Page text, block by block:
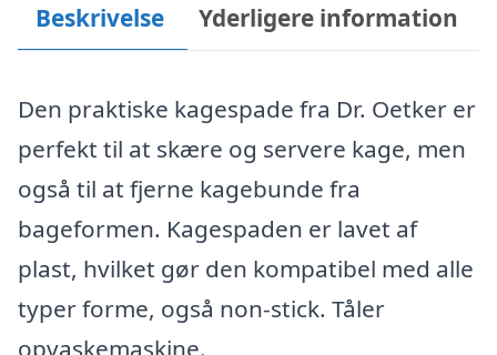
Beskrivelse Yderligere information
Den praktiske kagespade fra Dr. Oetker er
perfekt til at skære og servere kage, men
også til at fjerne kagebunde fra
bageformen. Kagespaden er lavet af
plast, hvilket gør den kompatibel med alle
typer forme, også non-stick. Tåler
opvaskemaskine.